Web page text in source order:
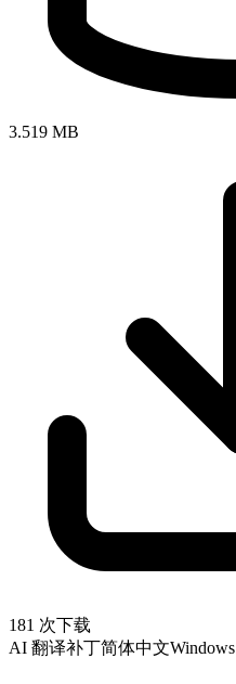
3.519 MB
181 次下载
AI 翻译补丁简体中文Windows